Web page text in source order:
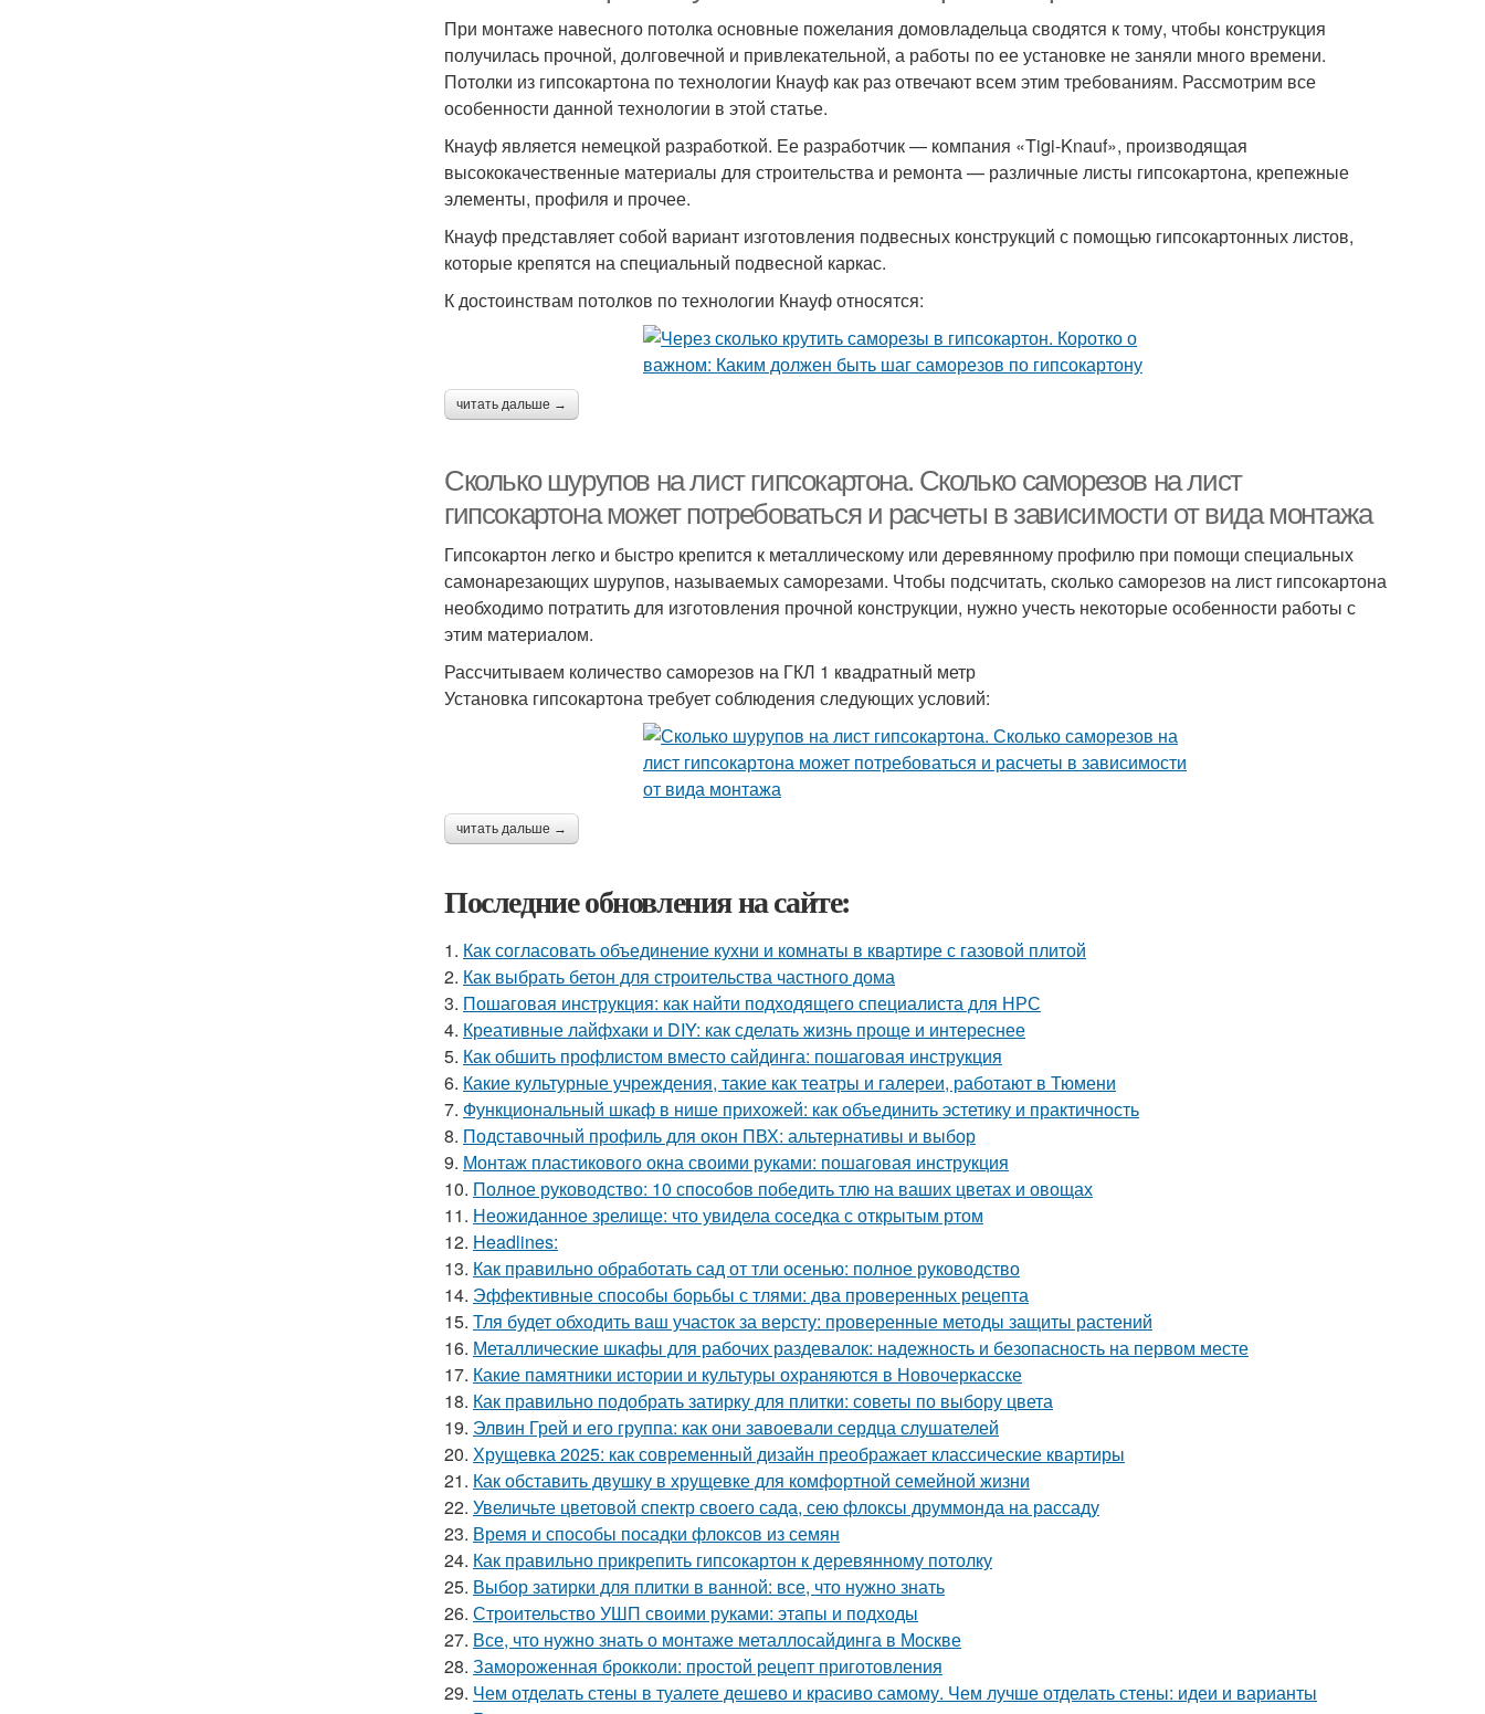
При монтаже навесного потолка основные пожелания домовладельца сводятся к тому, чтобы конструкция
получилась прочной, долговечной и привлекательной, а работы по ее установке не заняли много времени.
Потолки из гипсокартона по технологии Кнауф как раз отвечают всем этим требованиям. Рассмотрим все
особенности данной технологии в этой статье.
Кнауф является немецкой разработкой. Ее разработчик — компания «Tigi-Knauf», производящая
высококачественные материалы для строительства и ремонта — различные листы гипсокартона, крепежные
элементы, профиля и прочее.
Кнауф представляет собой вариант изготовления подвесных конструкций с помощью гипсокартонных листов,
которые крепятся на специальный подвесной каркас.
К достоинствам потолков по технологии Кнауф относятся:
читать дальше →
Сколько шурупов на лист гипсокартона. Сколько саморезов на лист
гипсокартона может потребоваться и расчеты в зависимости от вида монтажа
Гипсокартон легко и быстро крепится к металлическому или деревянному профилю при помощи специальных
самонарезающих шурупов, называемых саморезами. Чтобы подсчитать, сколько саморезов на лист гипсокартона
необходимо потратить для изготовления прочной конструкции, нужно учесть некоторые особенности работы с
этим материалом.
Рассчитываем количество саморезов на ГКЛ 1 квадратный метр
Установка гипсокартона требует соблюдения следующих условий:
читать дальше →
Последние обновления на сайте:
1. Как согласовать объединение кухни и комнаты в квартире с газовой плитой
2. Как выбрать бетон для строительства частного дома
3. Пошаговая инструкция: как найти подходящего специалиста для НРС
4. Креативные лайфхаки и DIY: как сделать жизнь проще и интереснее
5. Как обшить профлистом вместо сайдинга: пошаговая инструкция
6. Какие культурные учреждения, такие как театры и галереи, работают в Тюмени
7. Функциональный шкаф в нише прихожей: как объединить эстетику и практичность
8. Подставочный профиль для окон ПВХ: альтернативы и выбор
9. Монтаж пластикового окна своими руками: пошаговая инструкция
10. Полное руководство: 10 способов победить тлю на ваших цветах и овощах
11. Неожиданное зрелище: что увидела соседка с открытым ртом
12. Headlines:
13. Как правильно обработать сад от тли осенью: полное руководство
14. Эффективные способы борьбы с тлями: два проверенных рецепта
15. Тля будет обходить ваш участок за версту: проверенные методы защиты растений
16. Металлические шкафы для рабочих раздевалок: надежность и безопасность на первом месте
17. Какие памятники истории и культуры охраняются в Новочеркасске
18. Как правильно подобрать затирку для плитки: советы по выбору цвета
19. Элвин Грей и его группа: как они завоевали сердца слушателей
20. Хрущевка 2025: как современный дизайн преображает классические квартиры
21. Как обставить двушку в хрущевке для комфортной семейной жизни
22. Увеличьте цветовой спектр своего сада, сею флоксы друммонда на рассаду
23. Время и способы посадки флоксов из семян
24. Как правильно прикрепить гипсокартон к деревянному потолку
25. Выбор затирки для плитки в ванной: все, что нужно знать
26. Строительство УШП своими руками: этапы и подходы
27. Все, что нужно знать о монтаже металлосайдинга в Москве
28. Замороженная брокколи: простой рецепт приготовления
29. Чем отделать стены в туалете дешево и красиво самому. Чем лучше отделать стены: идеи и варианты